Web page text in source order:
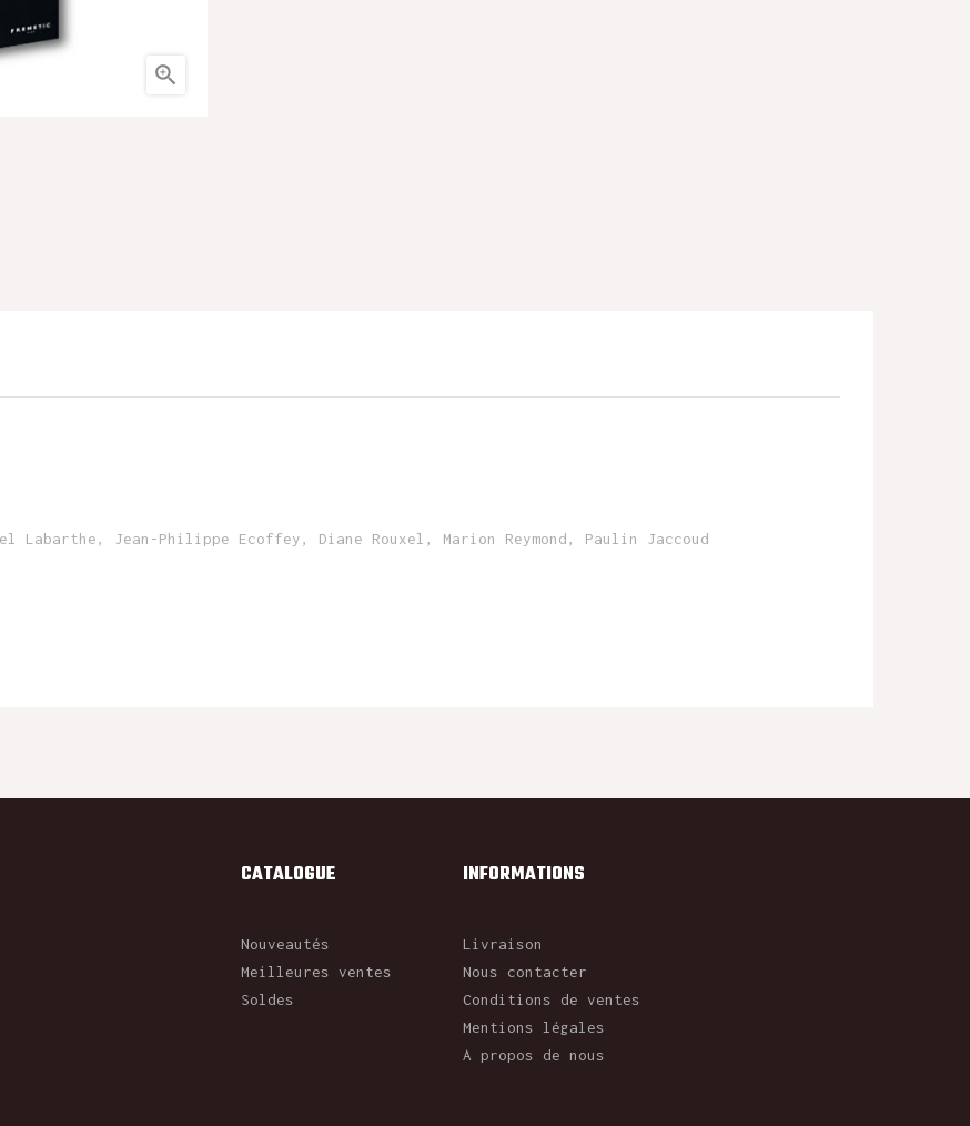

Labarthe, Jean-Philippe Ecoffey, Diane Rouxel, Marion Reymond, Paulin Jaccoud
CATALOGUE
Nouveautés
Meilleures ventes
Soldes
INFORMATIONS
Livraison
Nous contacter
Conditions de ventes
Mentions légales
A propos de nous